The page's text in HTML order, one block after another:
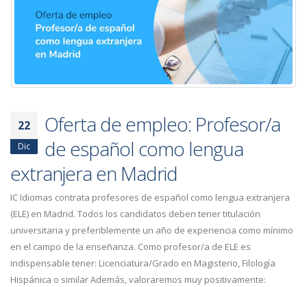
22
Dic
Oferta de empleo: Profesor/a
de español como lengua
extranjera en Madrid
IC Idiomas contrata profesores de español como lengua extranjera
(ELE) en Madrid. Todos los candidatos deben tener titulación
universitaria y preferiblemente un año de experiencia como mínimo
en el campo de la enseñanza. Como profesor/a de ELE es
indispensable tener: Licenciatura/Grado en Magisterio, Filología
Hispánica o similar Además, valoraremos muy positivamente: